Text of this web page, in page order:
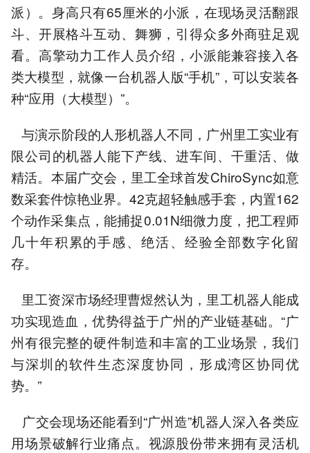
派）。身高只有65厘米的小派，在现场灵活翻跟
斗、开展格斗互动、舞狮，引得众多外商驻足观
看。高擎动力工作人员介绍，小派能兼容接入各
类大模型，就像一台机器人版“手机”，可以安装各
种“应用（大模型）”。
与演示阶段的人形机器人不同，广州里工实业有
限公司的机器人能下产线、进车间、干重活、做
精活。本届广交会，里工全球首发ChiroSync如意
数采套件惊艳业界。42克超轻触感手套，内置162
个动作采集点，能捕捉0.01N细微力度，把工程师
几十年积累的手感、绝活、经验全部数字化留
存。
里工资深市场经理曹煜然认为，里工机器人能成
功实现造血，优势得益于广州的产业链基础。“广
州有很完整的硬件制造和丰富的工业场景，我们
与深圳的软件生态深度协同，形成湾区协同优
势。”
广交会现场还能看到“广州造”机器人深入各类应
用场景破解行业痛点。视源股份带来拥有灵活机